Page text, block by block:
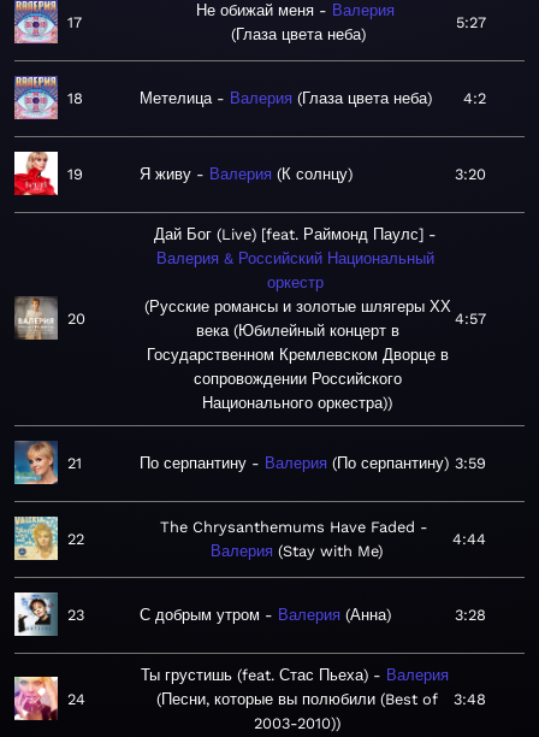
17
Не обижай меня
Валерия
Глаза цвета неба
5:27
18 Метелица Валерия Глаза цвета неба 4:2
19 Я живу Валерия К солнцу 3:20
20
Дай Бог (Live) [feat. Раймонд Паулс]
Валерия & Российский Национальный
оркестр
Русские романсы и золотые шлягеры ХХ
века (Юбилейный концерт в
Государственном Кремлевском Дворце в
сопровождении Российского
Национального оркестра)
4:57
21 По серпантину Валерия По серпантину 3:59
22
The Chrysanthemums Have Faded
Валерия Stay with Me
4:44
23 С добрым утром Валерия Анна 3:28
24
Ты грустишь (feat. Стас Пьеха)
Валерия
Песни, которые вы полюбили (Best of
2003-2010)
3:48